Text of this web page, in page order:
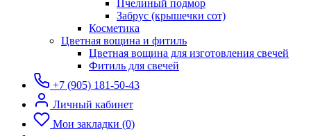
Пчелиный подмор
Забрус (крышечки сот)
Косметика
Цветная вощина и фитиль
Цветная вощина для изготовления свечей
Фитиль для свечей
+7 (905) 181-50-43
Личный кабинет
Мои закладки (0)